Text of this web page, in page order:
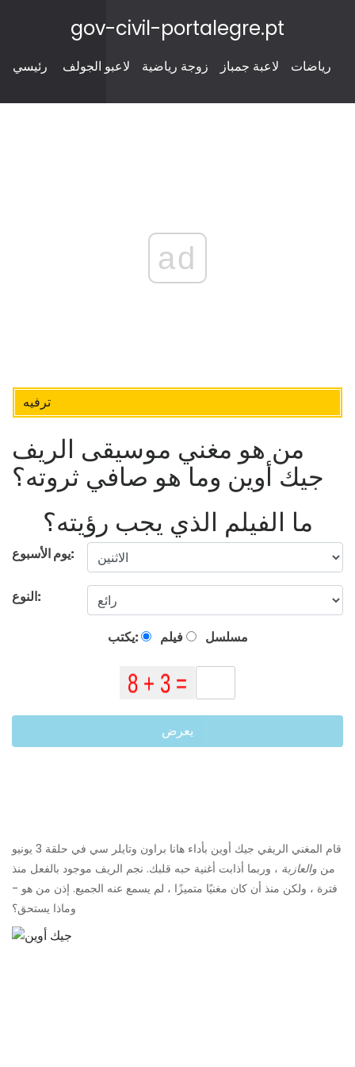
gov-civil-portalegre.pt
رئيسي لاعبو الجولف زوجة رياضية لاعبة جمباز رياضات
ad
ترفيه
من هو مغني موسيقى الريف
جيك أوين وما هو صافي ثروته؟
ما الفيلم الذي يجب رؤيته؟
يوم الأسبوع:
النوع:
يكتب: فيلم مسلسل
يعرض
قام المغني الريفي جيك أوين بأداء هانا براون وتايلر سي في حلقة 3 يونيو
من والعازبة ، وربما أذابت أغنية حبه قلبك. نجم الريف موجود بالفعل منذ
فترة ، ولكن منذ أن كان مغنيًا متميزًا ، لم يسمع عنه الجميع. إذن من هو -
وماذا يستحق؟